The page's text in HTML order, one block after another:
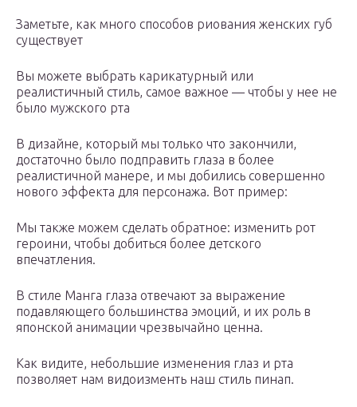
Заметьте, как много способов риования женских губ
существует
Вы можете выбрать карикатурный или
реалистичный стиль, самое важное — чтобы у нее не
было мужского рта
В дизайне, который мы только что закончили,
достаточно было подправить глаза в более
реалистичной манере, и мы добились совершенно
нового эффекта для персонажа. Вот пример:
Мы также можем сделать обратное: изменить рот
героини, чтобы добиться более детского
впечатления.
В стиле Манга глаза отвечают за выражение
подавляющего большинства эмоций, и их роль в
японской анимации чрезвычайно ценна.
Как видите, небольшие изменения глаз и рта
позволяет нам видоизменть наш стиль пинап.